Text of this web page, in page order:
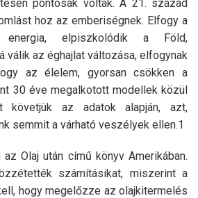
pontosak voltak. A 21. század
hoz az emberiségnek. Elfogy a
energia, elpiszkolódik a Föld,
válik az éghajlat változása, elfogynak
az élelem, gyorsan csökken a
30 éve megalkotott modellek közül
követjük az adatok alapján, azt,
semmit a várható veszélyek ellen.1
Olaj után című könyv Amerikában.
számításikat, miszerint a
hogy megelőzze az olajkitermelés